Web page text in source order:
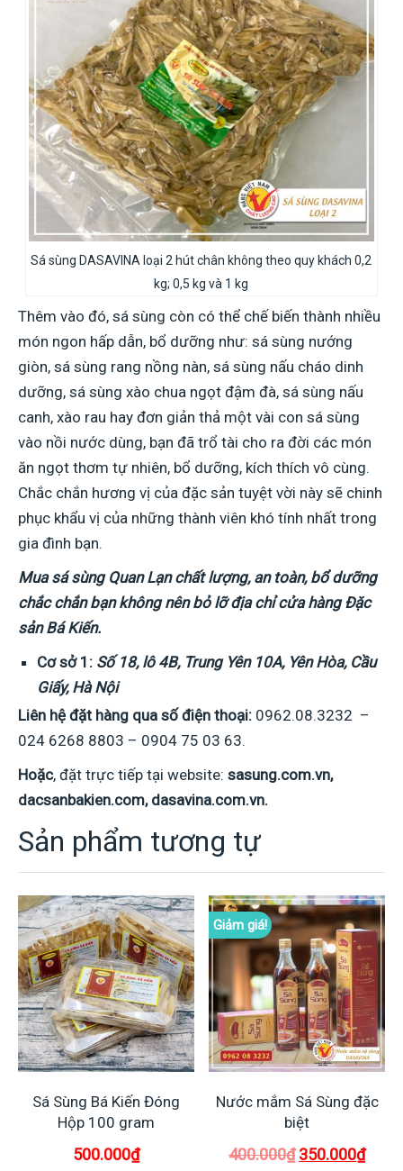
Sá sùng DASAVINA loại 2 hút chân không theo quy khách 0,2
kg; 0,5 kg và 1 kg
Thêm vào đó, sá sùng còn có thể chế biến thành nhiều
món ngon hấp dẫn, bổ dưỡng như: sá sùng nướng
giòn, sá sùng rang nồng nàn, sá sùng nấu cháo dinh
dưỡng, sá sùng xào chua ngọt đậm đà, sá sùng nấu
canh, xào rau hay đơn giản thả một vài con sá sùng
vào nồi nước dùng, bạn đã trổ tài cho ra đời các món
ăn ngọt thơm tự nhiên, bổ dưỡng, kích thích vô cùng.
Chắc chắn hương vị của đặc sản tuyệt vời này sẽ chinh
phục khẩu vị của những thành viên khó tính nhất trong
gia đình bạn.
Mua sá sùng Quan Lạn chất lượng, an toàn, bổ dưỡng
chắc chắn bạn không nên bỏ lỡ địa chỉ cửa hàng Đặc
sản Bá Kiến.
Cơ sở 1: Số 18, lô 4B, Trung Yên 10A, Yên Hòa, Cầu
Giấy, Hà Nội
Liên hệ đặt hàng qua số điện thoại: 0962.08.3232 –
024 6268 8803 – 0904 75 03 63.
Hoặc, đặt trực tiếp tại website: sasung.com.vn,
dacsanbakien.com, dasavina.com.vn.
Sản phẩm tương tự
Sá Sùng Bá Kiến Đóng
Hộp 100 gram
500.000₫
Giảm giá!
Nước mắm Sá Sùng đặc
biệt
400.000₫ Giá
350.000₫Giá